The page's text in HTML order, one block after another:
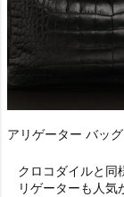
アリゲーター バッ
クロコダイルと同
リゲーターも人気